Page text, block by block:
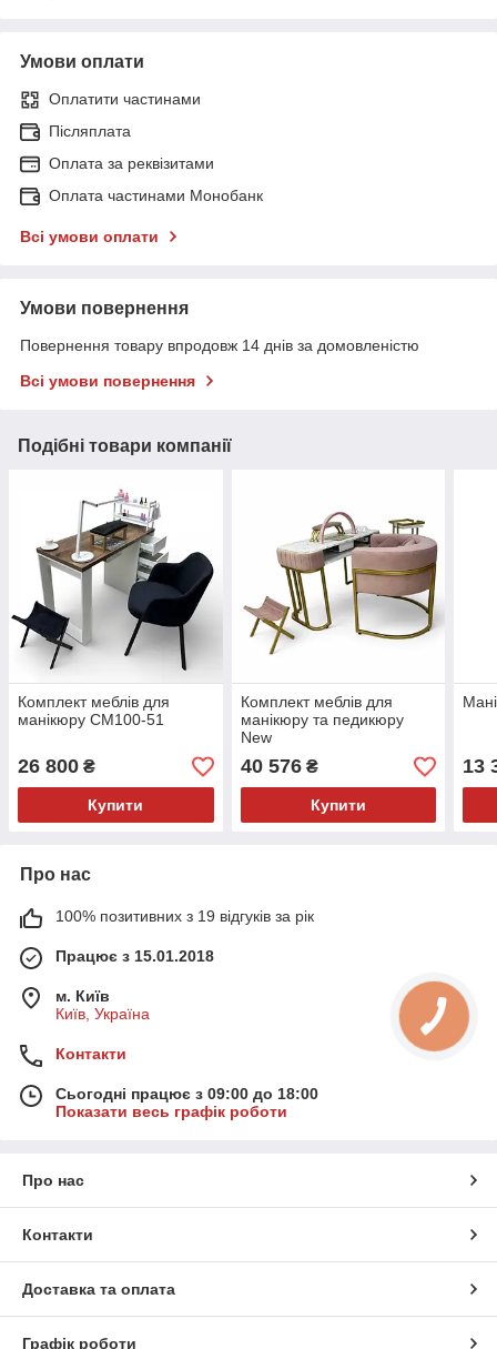
Умови оплати
Оплатити частинами
Післяплата
Оплата за реквізитами
Оплата частинами Монобанк
Всі умови оплати
Умови повернення
Повернення товару впродовж 14 днів за домовленістю
Всі умови повернення
Подібні товари компанії
Комплект меблів для
манікюру СМ100-51
26 800 ₴
Купити
Комплект меблів для
манікюру та педикюру
New
40 576₴
Купити
13
Про нас
100% позитивних з 19 відгуків за рік
Працює з 15.01.2018
м. Київ
Київ, Україна
Контакти
Сьогодні працює з 09:00 до 18:00
Показати весь графік роботи
Про нас
Контакти
Доставка та оплата
Графік роботи